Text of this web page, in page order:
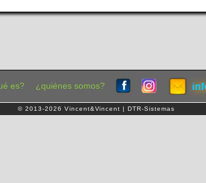
es? ¿quiénes somos?
© 2013-2026 Vincent&Vincent | DTR-Sistemas